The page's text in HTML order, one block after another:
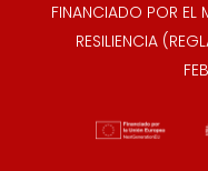
FINANCIADO POR EL
RESILIENCIA